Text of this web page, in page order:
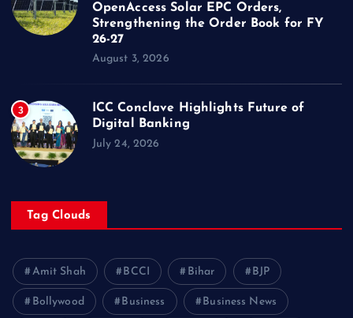
OpenAccess Solar EPC Orders,
Strengthening the Order Book for FY
26-27
August 3, 2026
3
ICC Conclave Highlights Future of
Digital Banking
July 24, 2026
Tag Clouds
Amit Shah BCCI Bihar BJP
Bollywood Business Business News